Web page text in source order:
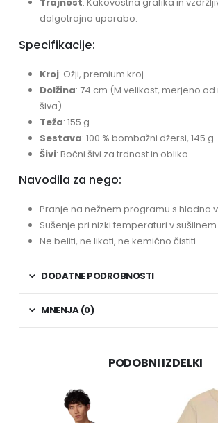
dolgotrajno uporabo.
Specifikacije:
Kroj: Ožji, premium kroj
Dolžina: 74 cm (M velikost, merjeno
šiva)
Teža: 155 g
Sestava: 100 % bombažni džersi, 145 g
Šivi: Bočni šivi za trdnost in obliko
Navodila za nego:
Pranje na nežnem programu s hladno
Sušenje pri nizki temperaturi v
Ne beliti, ne likati, ne kemično čistiti
DODATNE PODROBNOSTI
MNENJA (0)
PODOBNI IZDELKI